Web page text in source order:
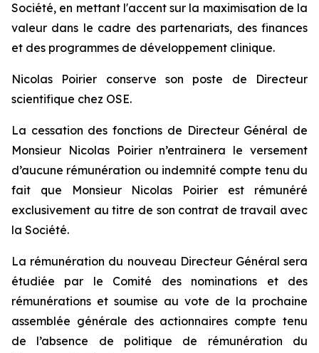
Société, en mettant l'accent sur la maximisation de la
valeur dans le cadre des partenariats, des finances
et des programmes de développement clinique.
Nicolas Poirier conserve son poste de Directeur
scientifique chez OSE.
La cessation des fonctions de Directeur Général de
Monsieur Nicolas Poirier n’entrainera le versement
d’aucune rémunération ou indemnité compte tenu du
fait que Monsieur Nicolas Poirier est rémunéré
exclusivement au titre de son contrat de travail avec
la Société.
La rémunération du nouveau Directeur Général sera
étudiée par le Comité des nominations et des
rémunérations et soumise au vote de la prochaine
assemblée générale des actionnaires compte tenu
de l’absence de politique de rémunération du